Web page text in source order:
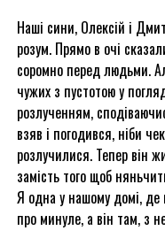
Наші сини, Олексій і
розум. Прямо в очі
соромно перед людьми.
чужих з пустотою у
розлученням,
взяв і погодився, ніби
розлучилися. Тепер він
замість того щоб
Я одна у нашому домі, де
про минуле, а він там, з